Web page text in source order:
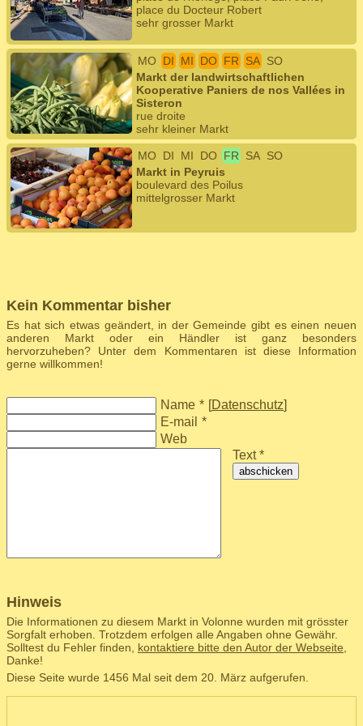
place du Docteur Robert
sehr grosser Markt
MO DI MI DO FR SA SO
Markt der landwirtschaftlichen
Kooperative Paniers de nos Vallées in
Sisteron
rue droite
sehr kleiner Markt
MO DI MI DO FR SA SO
Markt in Peyruis
boulevard des Poilus
mittelgrosser Markt
Kein Kommentar bisher
Es hat sich etwas geändert, in der Gemeinde gibt es einen neuen
anderen Markt oder ein Händler ist ganz besonders
hervorzuheben? Unter dem Kommentaren ist diese Information
gerne willkommen!
Name * [Datenschutz]
E-mail *
Web
Text *
abschicken
Hinweis
Die Informationen zu diesem Markt in Volonne wurden mit grösster
Sorgfalt erhoben. Trotzdem erfolgen alle Angaben ohne Gewähr.
Solltest du Fehler finden, kontaktiere bitte den Autor der Webseite
Danke!
Diese Seite wurde 1456 Mal seit dem 20. März aufgerufen.